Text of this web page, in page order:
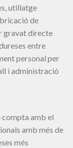
utillatge
de
gravat directe
entre
personal per
i administració
compta amb el
amb més de
més